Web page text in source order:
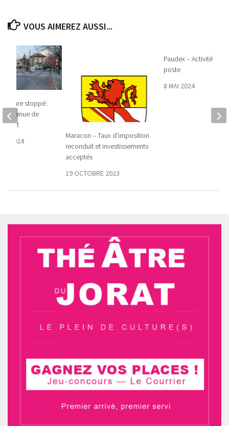
VOUS AIMEREZ AUSSI...
Maracon – Taux d’imposition
reconduit et investissements
acceptés
19 OCTOBRE 2023
Paudex – Activités de
poste
8 MAI 2024
phare stoppé :
l’avenue de
2024